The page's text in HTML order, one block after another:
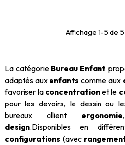
Affichage 1-5 de
La catégorie Bureau Enfant
adaptés aux enfants comme aux
favoriser la concentration et le
pour les devoirs, le dessin ou
bureaux allient ergonomie
design.Disponibles en
configurations (avec